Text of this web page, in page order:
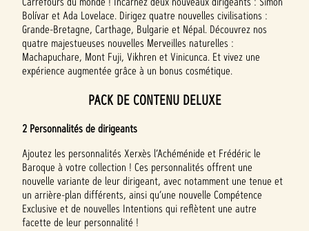
Bolívar et Ada Lovelace. Dirigez quatre nouvelles civilisations :
Grande-Bretagne, Carthage, Bulgarie et Népal. Découvrez nos
quatre majestueuses nouvelles Merveilles naturelles :
Machapuchare, Mont Fuji, Vikhren et Vinicunca. Et vivez une
expérience augmentée grâce à un bonus cosmétique.
PACK DE CONTENU DELUXE
2 Personnalités de dirigeants
Ajoutez les personnalités Xerxès l’Achéménide et Frédéric le
Baroque à votre collection ! Ces personnalités offrent une
nouvelle variante de leur dirigeant, avec notamment une tenue et
un arrière-plan différents, ainsi qu’une nouvelle Compétence
Exclusive et de nouvelles Intentions qui reflètent une autre
facette de leur personnalité !